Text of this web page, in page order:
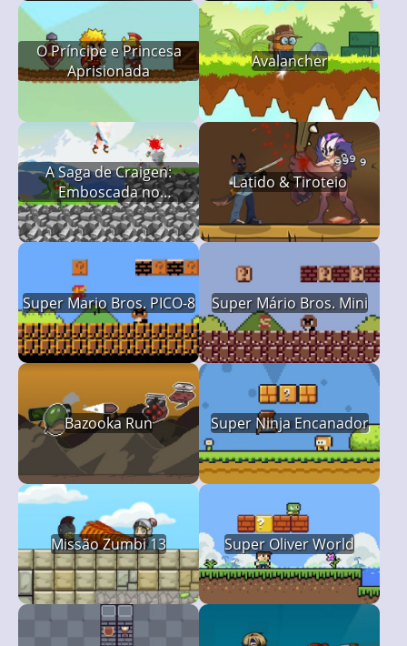
O Príncipe e Princesa
Aprisionada
Avalancher
A Saga de Craigen:
Emboscada no
Desfiladeiro do Dragão
Latido & Tiroteio
Super Mario Bros. PICO-8 Super Mário Bros. Mini
Bazooka Run Super Ninja Encanador
Missão Zumbi 13 Super Oliver World